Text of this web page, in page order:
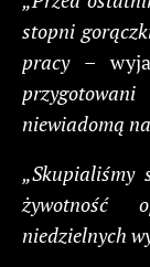
stopni
pracy–
niewiadomą
„Skupialiśmy
żywotność
niedzielnych